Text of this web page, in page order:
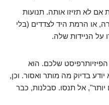
לא תזיזו אותה. תנועות
או הרמת היד לצדדים (בלי
על הניידות שלה.
שלכם. הוא
בדיוק מה מותר ואסור. וכן,
אל תנסו. סבלנות, כבר